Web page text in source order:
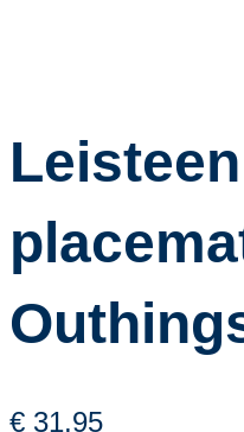
Leisteen
€ 31,95